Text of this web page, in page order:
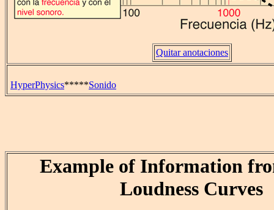
Quitar anotaciones
HyperPhysics*****Sonido
Example of Information
Loudness Curves